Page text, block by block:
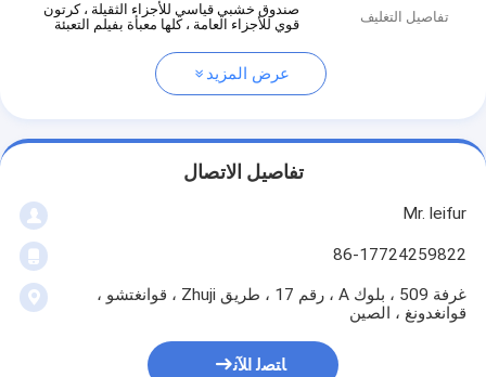
تفاصيل التغليف
صندوق خشبي قياسي للأجزاء الثقيلة ، كرتون
قوي للأجزاء العامة ، كلها معبأة بفيلم التعبئة
عرض المزيد
تفاصيل الاتصال
Mr. leifur
86-17724259822
غرفة 509 ، بلوك A ، رقم 17 ، طريق Zhuji ، قوانغتشو ،
قوانغدونغ ، الصين
ﺎﺘﺼﻟ ﺍﻶﻧ